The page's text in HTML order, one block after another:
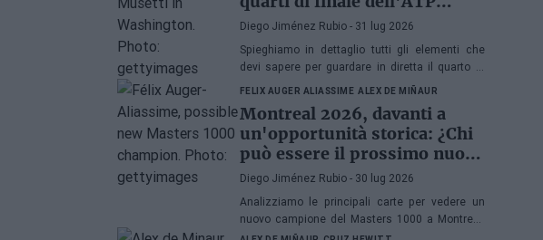
Washington 2026 contro
Musetti
Diego Jiménez Rubio- 31 lug 2026
Spieghiamo in dettaglio tutti gli elementi che
devi sapere per guardare in diretta il quarto di
finale dell'ATP 500 a Washington 2026 tra Rafa
FELIX AUGER ALIASSIME ALEX DE MIÑAUR
Montreal 2026, davanti a
un'opportunità storica: ¿Chi
può essere il prossimo nuovo
campione di Masters 1000?
Diego Jiménez Rubio- 30 lug 2026
Analizziamo le principali carte per vedere un
nuovo campione del Masters 1000 a Montreal.
Sarebbe il quinto anno consecutivo con un